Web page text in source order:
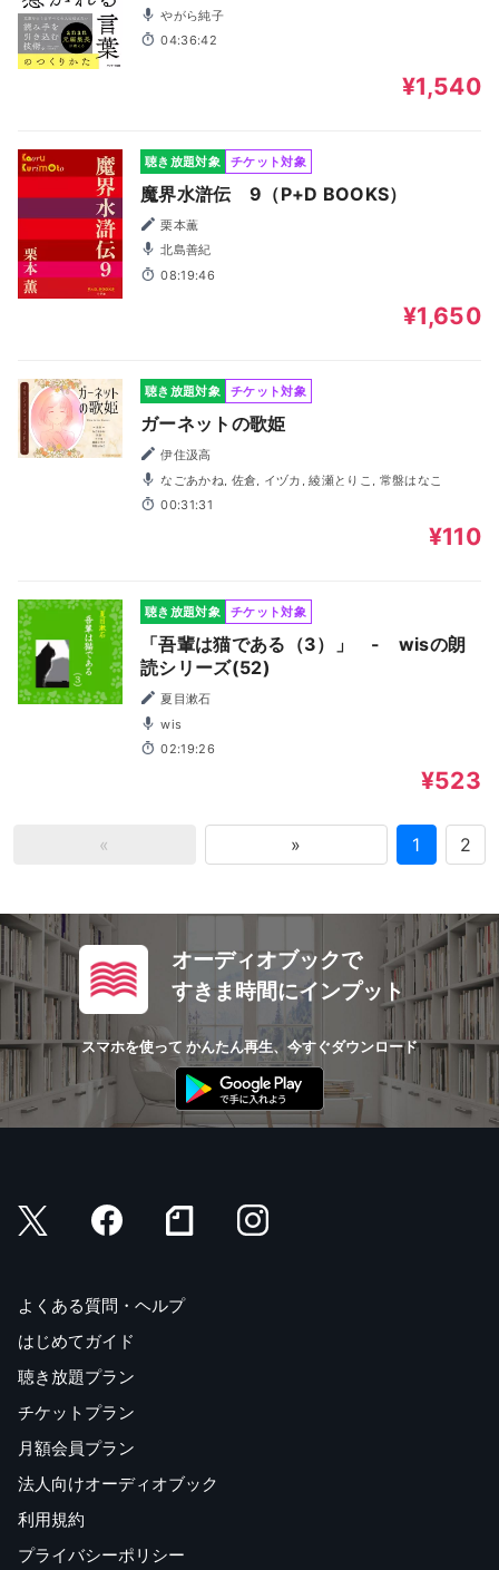
やがら純子
04:36:42
¥1,540
聴き放題対象 チケット対象
魔界水滸伝 9（P+D BOOKS）
栗本薫
北島善紀
08:19:46
¥1,650
聴き放題対象 チケット対象
ガーネットの歌姫
伊住汲高
なごあかね, 佐倉, イヅカ, 綾瀬とりこ, 常盤はなこ
00:31:31
¥110
聴き放題対象 チケット対象
「吾輩は猫である（3）」 - wisの朗
読シリーズ(52)
夏目漱石
wis
02:19:26
¥523
« » 1 2
オーディオブックで
すきま時間にインプット
スマホを使って かんたん再生、今すぐダウンロード
よくある質問・ヘルプ
はじめてガイド
聴き放題プラン
チケットプラン
月額会員プラン
法人向けオーディオブック
利用規約
プライバシーポリシー